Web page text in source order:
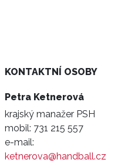
KONTAKTNÍ OSOBY
Petra Ketnerová
krajský manažer PSH
mobil: 731 215 557
e-mail:
ketnerova@handball.cz